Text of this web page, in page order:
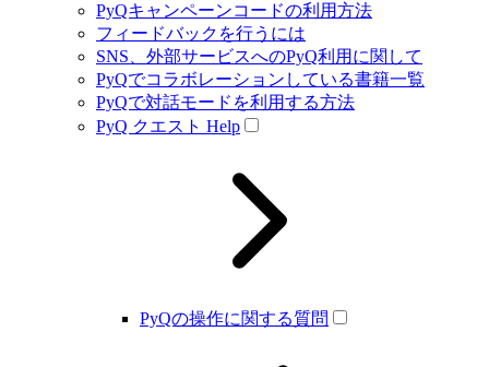
PyQキャンペーンコードの利用方法
フィードバックを行うには
SNS、外部サービスへのPyQ利用に関して
PyQでコラボレーションしている書籍一覧
PyQで対話モードを利用する方法
PyQ クエスト Help
PyQの操作に関する質問